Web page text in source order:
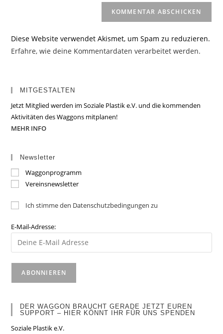
Diese Website verwendet Akismet, um Spam zu reduzieren.
Erfahre, wie deine Kommentardaten verarbeitet werden.
MITGESTALTEN
Jetzt Mitglied werden im Soziale Plastik e.V. und die kommenden
Aktivitäten des Waggons mitplanen!
MEHR INFO
Newsletter
Waggonprogramm
Vereinsnewsletter
Ich stimme den Datenschutzbedingungen zu
E-Mail-Adresse:
DER WAGGON BRAUCHT GERADE JETZT EUREN
SUPPORT – HIER KÖNNT IHR FÜR UNS SPENDEN
Soziale Plastik e.V.